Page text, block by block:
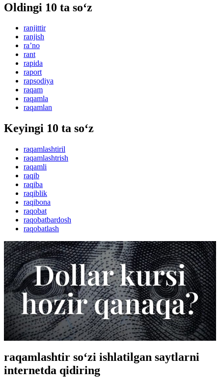
Oldingi 10 ta so‘z
ranjittir
ranjish
raʼno
rant
rapida
raport
rapsodiya
raqam
raqamla
raqamlan
Keyingi 10 ta so‘z
raqamlashtiril
raqamlashtrish
raqamli
raqib
raqiba
raqiblik
raqibona
raqobat
raqobatbardosh
raqobatlash
raqamlashtir so‘zi ishlatilgan saytlarni
internetda qidiring